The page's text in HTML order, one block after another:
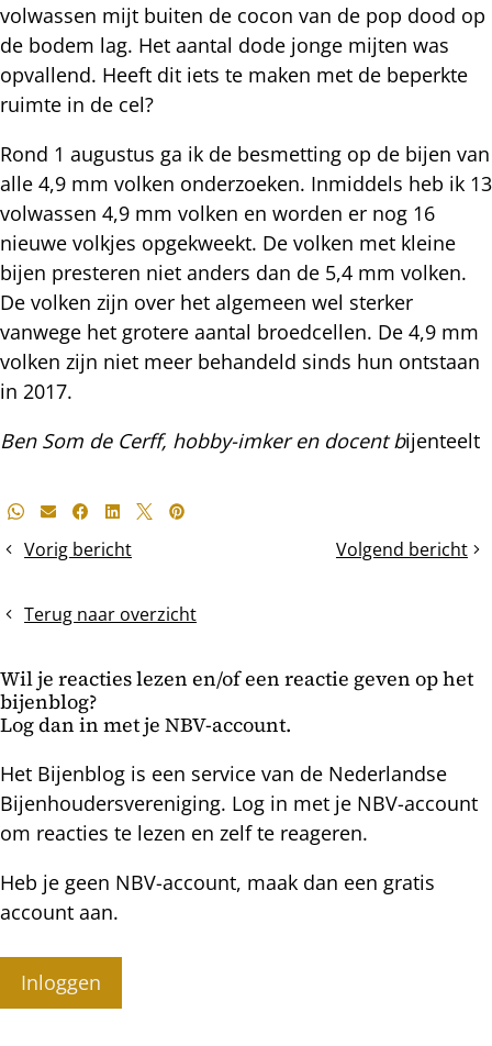
volwassen mijt buiten de cocon van de pop dood op
de bodem lag. Het aantal dode jonge mijten was
opvallend. Heeft dit iets te maken met de beperkte
ruimte in de cel?
Rond 1 augustus ga ik de besmetting op de bijen van
alle 4,9 mm volken onderzoeken. Inmiddels heb ik 13
volwassen 4,9 mm volken en worden er nog 16
nieuwe volkjes opgekweekt. De volken met kleine
bijen presteren niet anders dan de 5,4 mm volken.
De volken zijn over het algemeen wel sterker
vanwege het grotere aantal broedcellen. De 4,9 mm
volken zijn niet meer behandeld sinds hun ontstaan
in 2017.
Ben Som de Cerff, hobby-imker en docent bijenteelt
Deel
bericht
Whatsapp
E-mailFacebook
LinkedIn
X Pinterest
Vorig bericht
Warmbouw
koudbouw
Volgend bericht
Inwinteren
Terug naar overzicht
Wil je reacties lezen en/of een reactie geven op het
bijenblog?
Log dan in met je NBV-account.
Het Bijenblog is een service van de Nederlandse
Bijenhoudersvereniging. Log in met je NBV-account
om reacties te lezen en zelf te reageren.
Heb je geen NBV-account, maak dan een gratis
account aan.
Inloggen